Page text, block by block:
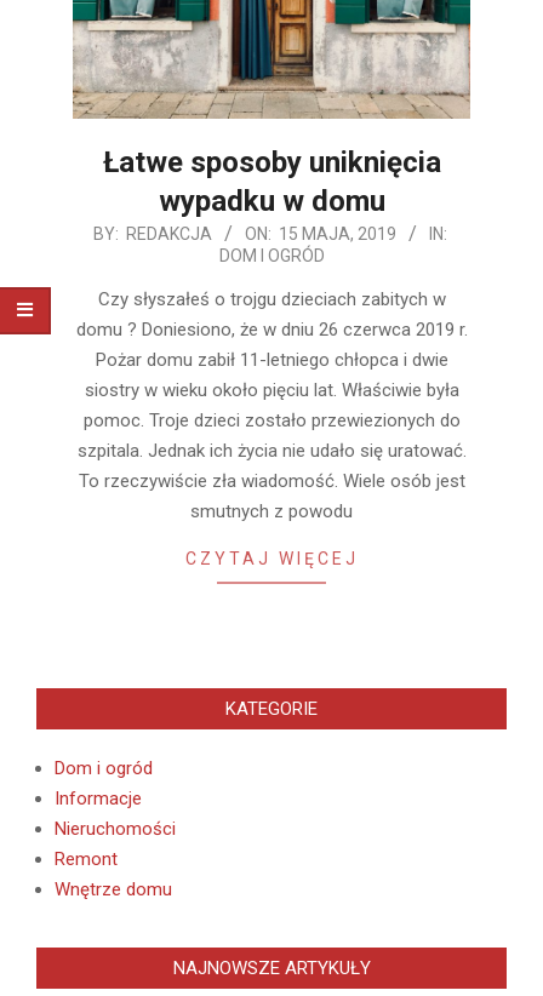
Łatwe sposoby uniknięcia
wypadku w domu
2019-
BY: REDAKCJA ON: 15 MAJA, 2019
IN:
DOM I OGRÓD
Czy słyszałeś o trojgu dzieciach zabitych w
domu ? Doniesiono, że w dniu 26 czerwca 2019 r.
Pożar domu zabił 11-letniego chłopca i dwie
siostry w wieku około pięciu lat. Właściwie była
pomoc. Troje dzieci zostało przewiezionych do
szpitala. Jednak ich życia nie udało się uratować.
To rzeczywiście zła wiadomość. Wiele osób jest
smutnych z powodu
CZYTAJ WIĘCEJ
KATEGORIE
Dom i ogród
Informacje
Nieruchomości
Remont
Wnętrze domu
NAJNOWSZE ARTYKUŁY